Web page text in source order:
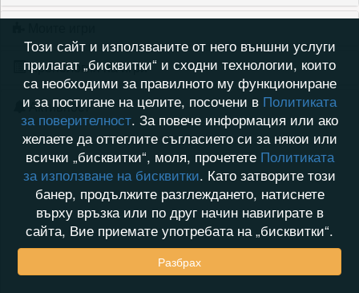
Хронология на игри
Активност
Този сайт и използваните от него външни услуги
прилагат „бисквитки“ и сходни технологии, които
са необходими за правилното му функциониране
и за постигане на целите, посочени в Политиката
за поверителност. За повече информация или ако
желаете да оттеглите съгласието си за някои или
всички „бисквитки“, моля, прочетете Политиката
за използване на бисквитки. Като затворите този
банер, продължите разглеждането, натиснете
върху връзка или по друг начин навигирате в
сайта, Вие приемате употребата на „бисквитки“.
Разбрах